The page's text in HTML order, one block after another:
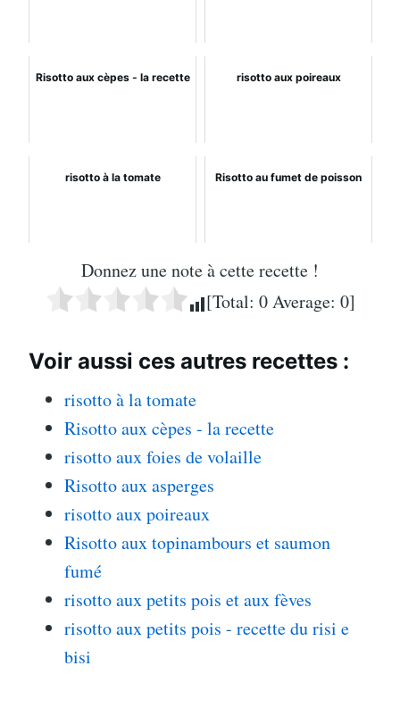
Risotto aux cèpes - la recette risotto aux poireaux
risotto à la tomate Risotto au fumet de poisson
Donnez une note à cette recette !
[Total: 0Average: 0]
Voir aussi ces autres recettes :
risotto à la tomate
Risotto aux cèpes - la recette
risotto aux foies de volaille
Risotto aux asperges
risotto aux poireaux
Risotto aux topinambours et saumon
fumé
risotto aux petits pois et aux fèves
risotto aux petits pois - recette du risi e
bisi